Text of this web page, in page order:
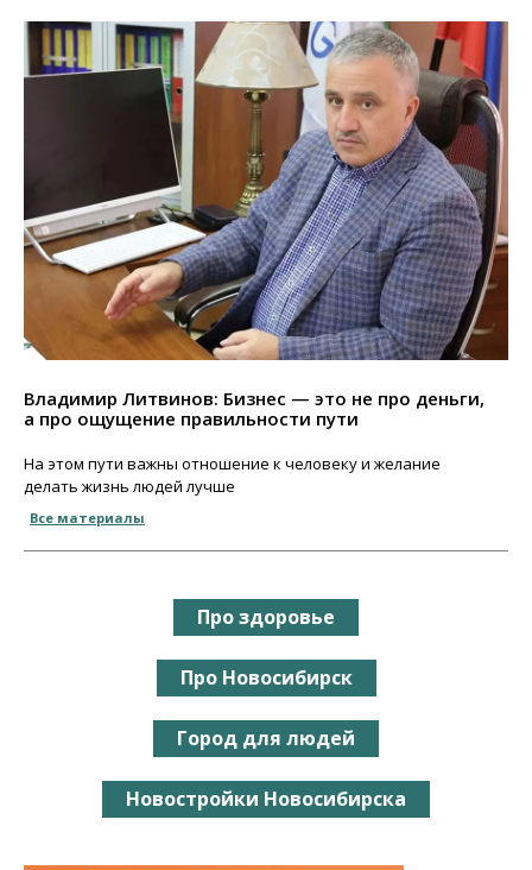
Владимир Литвинов: Бизнес — это не про деньги,
а про ощущение правильности пути
На этом пути важны отношение к человеку и желание
делать жизнь людей лучше
Все материалы
Про здоровье
Про Новосибирск
Город для людей
Новостройки Новосибирска